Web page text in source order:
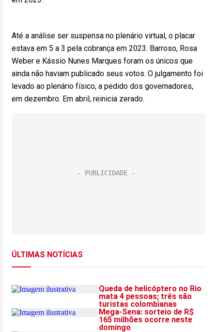
Até a análise ser suspensa no plenário virtual, o placar
estava em 5 a 3 pela cobrança em 2023. Barroso, Rosa
Weber e Kássio Nunes Marques foram os únicos que
ainda não haviam publicado seus votos. O julgamento foi
levado ao plenário físico, a pedido dos governadores,
em dezembro. Em abril, reinicia zerado.